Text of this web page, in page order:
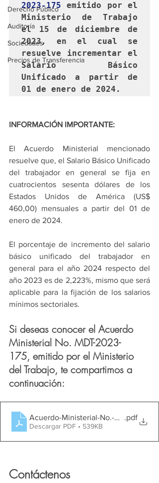
Derecho Público
Auditoría
Sociedades
Precios de Transferencia
2023-175 emitido por el
Ministerio de Trabajo
el 15 de diciembre de
2023, en el cual se
resuelve incrementar el
Salario Básico
Unificado a partir de
01 de enero de 2024.
INFORMACIÓN IMPORTANTE:
El Acuerdo Ministerial mencionado
resuelve que, el Salario Básico Unificado
del trabajador en general se fija en
cuatrocientos sesenta dólares de los
Estados Unidos de América (US$
460,00) mensuales a partir del 01 de
enero de 2024.
El porcentaje de incremento del salario
básico unificado del trabajador en
general para el año 2024 respecto del
año 2023 es de 2,223%, mismo que será
aplicable para la fijación de los salarios
mínimos sectoriales.
Si deseas conocer el Acuerdo
Ministerial No. MDT-2023-
175, emitido por el Ministerio
del Trabajo, te compartimos a
continuación:
Acuerdo-Ministerial-No.-MDT-2023-
.pdf
Descargar PDF • 539KB
Contáctenos